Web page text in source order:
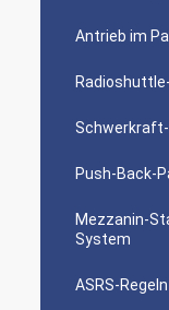
Antrieb im
Push-Back-
Mezzanin-
System
ASRS-Regeln